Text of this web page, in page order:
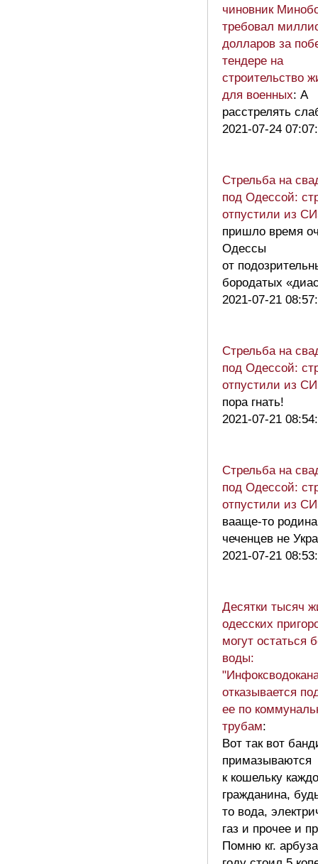
чиновник
требовал
долларов за
тендере на
строительство
для военных: А
расстрелять
2021-07-24
Стрельба на
под Одессой:
отпустили из
пришло время
Одессы
от
бородатых
2021-07-21
Стрельба на
под Одессой:
отпустили из
пора гнать!
2021-07-21
Стрельба на
под Одессой:
отпустили из
вааще-то родина
чеченцев не
2021-07-21
Десятки тысяч
одесских
могут остаться
воды:
отказывается
ее по
трубам:
Вот так вот
примазываются
к кошельку
гражданина,
то вода,
газ и прочее и
Помню кг.